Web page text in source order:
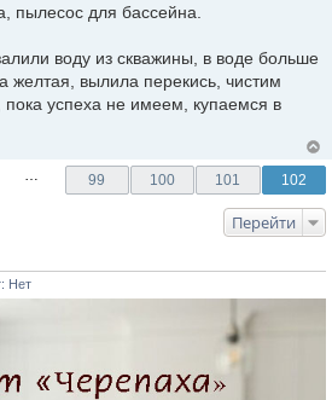
пылесос для бассейна.
воду из скважины, в воде больше
желтая, вылила перекись, чистим
успеха не имеем, купаемся в
99 100 101 102
Перейти
Нет